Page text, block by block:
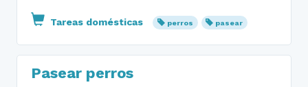
Tareas domésticas perros pasear
Pasear perros